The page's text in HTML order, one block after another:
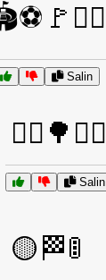
Salin
🚴‍♂️🌳🚴‍♀️
Salin
🟡🏁🚦